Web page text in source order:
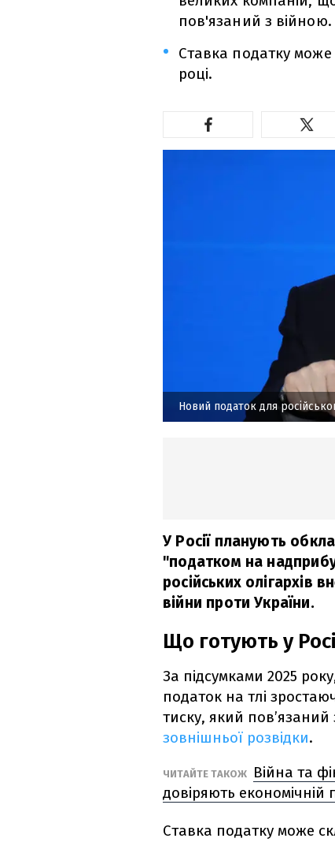
пов'язаний з війною.
Ставка податку може
році.
Новий податок для
У Росії планують
"податком на
російських олігархів
війни проти України.
Що готують у
За підсумками 2025
податок на тлі
тиску, який
зовнішньої розвідки.
ЧИТАЙТЕ ТАКОЖ
Війна та
довіряють економічній
Ставка податку може